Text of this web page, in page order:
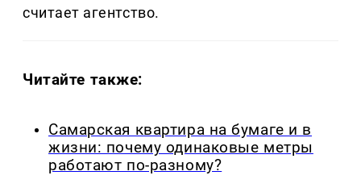
считает агентство.
Читайте также:
Самарская квартира на бумаге и в
жизни: почему одинаковые метры
работают по-разному?